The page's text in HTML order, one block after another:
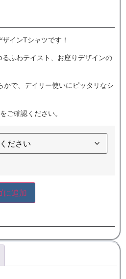
インTシャツです！
ふわテイスト、お座りデザインの
かで、デイリー使いにピッタリなシ
ご確認ください。
に追加